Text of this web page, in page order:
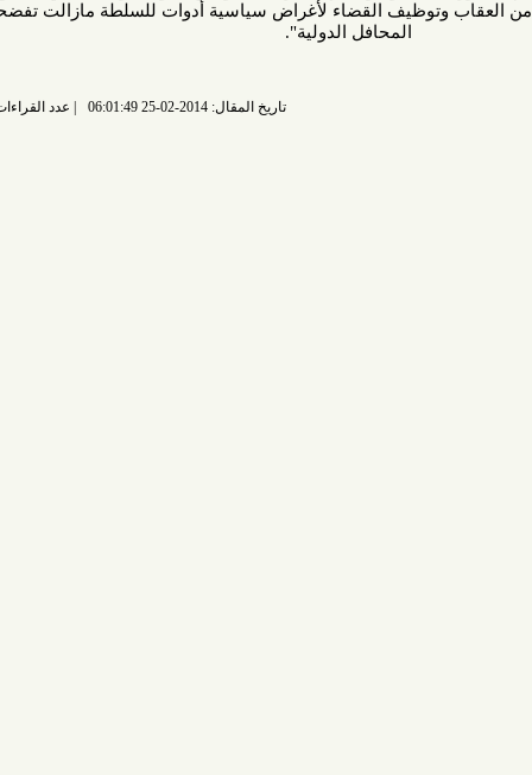
القضاء لأغراض سياسية أدوات للسلطة مازالت تفضحها أمام
المحافل الدولية".
عدد القراءات: 6949 قراءة |